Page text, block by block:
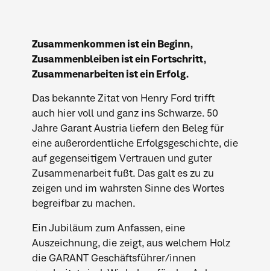
Zusammenkommen ist ein Beginn,
Zusammenbleiben ist ein Fortschritt,
Zusammenarbeiten ist ein Erfolg.
Das bekannte Zitat von Henry Ford trifft
auch hier voll und ganz ins Schwarze. 50
Jahre Garant Austria liefern den Beleg für
eine außerordentliche Erfolgsgeschichte, die
auf gegenseitigem Vertrauen und guter
Zusammenarbeit fußt. Das galt es zu zu
zeigen und im wahrsten Sinne des Wortes
begreifbar zu machen.
Ein Jubiläum zum Anfassen, eine
Auszeichnung, die zeigt, aus welchem Holz
die GARANT Geschäftsführer/innen